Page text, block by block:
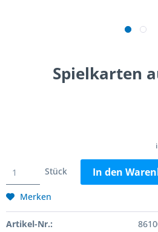
Spielkarten
Stück In den
Merken
Artikel-Nr.: